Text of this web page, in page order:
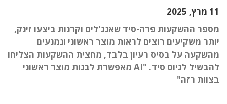
11 מרץ, 2025
מספר ההשקעות פרה-סיד שאנג'לים וקרנות ביצעו זינק,
יותר משקיעים רוצים לראות מוצר ראשוני ונמנעים
מהשקעה על בסיס רעיון בלבד, מחצית ההשקעות הצליחו
להבשיל לגיוס סיד. "AI מאפשרת לבנות מוצר ראשוני
בצוות רזה"